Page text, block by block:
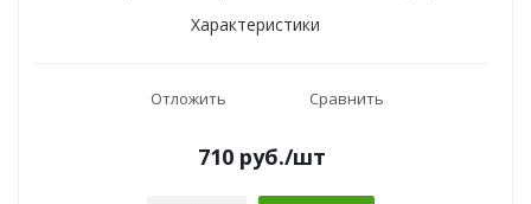
Характеристики
Отложить Сравнить
710руб./шт